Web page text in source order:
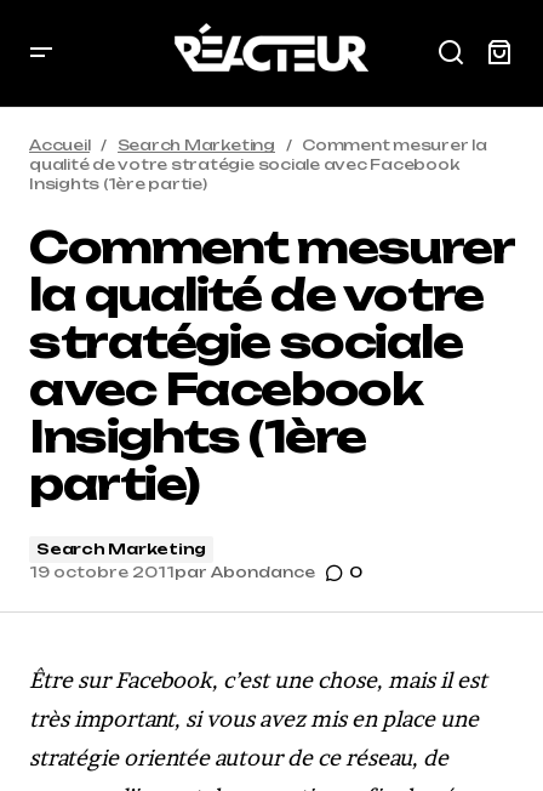
Accueil Search Marketing
Comment mesurer la
qualité de votre stratégie sociale avec Facebook
Insights (1ère partie)
Comment mesurer
la qualité de votre
stratégie sociale
avec Facebook
Insights (1ère
partie)
Search Marketing
19 octobre 2011par Abondance 0
Être sur Facebook, c’est une chose, mais il est
très important, si vous avez mis en place une
stratégie orientée autour de ce réseau, de